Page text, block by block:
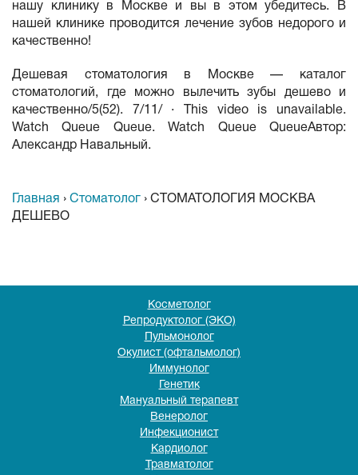
нашу клинику в Москве и вы в этом убедитесь. В
нашей клинике проводится лечение зубов недорого и
качественно!
Дешевая стоматология в Москве — каталог
стоматологий, где можно вылечить зубы дешево и
качественно/5(52). 7/11/ · This video is unavailable.
Watch Queue Queue. Watch Queue QueueАвтор:
Александр Навальный.
Главная › Стоматолог › СТОМАТОЛОГИЯ МОСКВА
ДЕШЕВО
Косметолог
Репродуктолог (ЭКО)
Пульмонолог
Окулист (офтальмолог)
Иммунолог
Генетик
Мануальный терапевт
Венеролог
Инфекционист
Кардиолог
Травматолог